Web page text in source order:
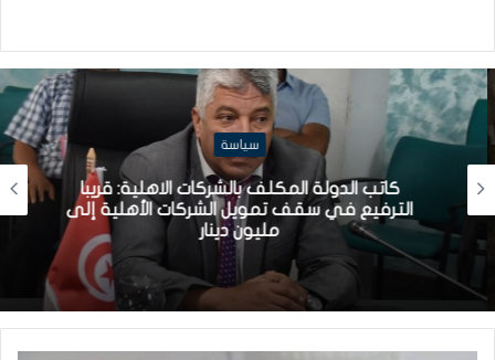
سياسة
كاتب الدولة المكلف بالشركات الاهلية: قريبا
الترفيع في سقف تمويل الشركات الأهلية إلى
مليون دينار